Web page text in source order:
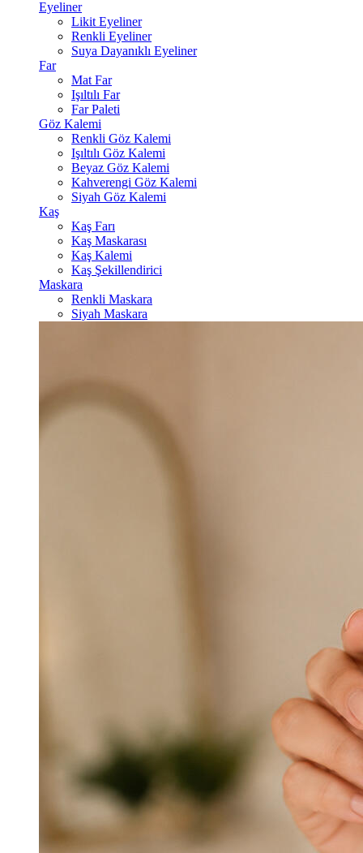
Eyeliner
Likit Eyeliner
Renkli Eyeliner
Suya Dayanıklı Eyeliner
Far
Mat Far
Işıltılı Far
Far Paleti
Göz Kalemi
Renkli Göz Kalemi
Işıltılı Göz Kalemi
Beyaz Göz Kalemi
Kahverengi Göz Kalemi
Siyah Göz Kalemi
Kaş
Kaş Farı
Kaş Maskarası
Kaş Kalemi
Kaş Şekillendirici
Maskara
Renkli Maskara
Siyah Maskara